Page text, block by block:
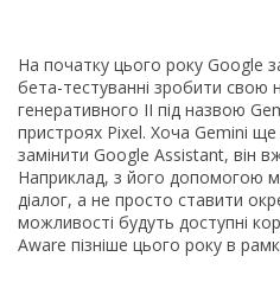
На початку цього року Google
бета-тестуванні зробити свою
генеративного ІІ під назвою
пристроях Pixel. Хоча Gemini
замінити Google Assistant, він
Наприклад, з його допомогою
діалог, а не просто ставити
можливості будуть доступні
Aware пізніше цього року в